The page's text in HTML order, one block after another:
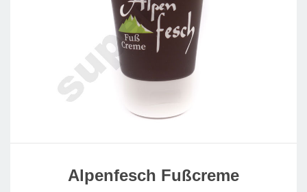
Alpenfesch Fußcreme